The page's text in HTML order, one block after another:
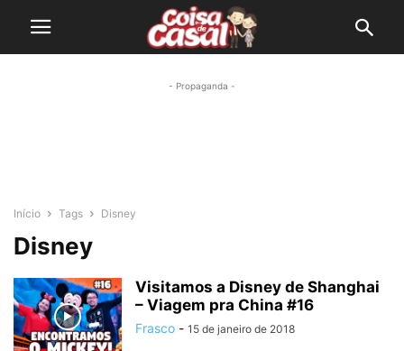
- Propaganda -
Início Tags Disney
Disney
Visitamos a Disney de Shanghai
– Viagem pra China #16
Frasco - 15 de janeiro de 2018